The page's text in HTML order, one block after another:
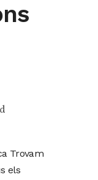
Trovam
els